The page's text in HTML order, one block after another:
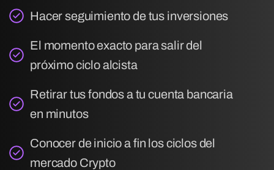
Hacer seguimiento de tus inversiones
El momento exacto para salir del
próximo ciclo alcista
Retirar tus fondos a tu cuenta bancaria
en minutos
Conocer de inicio a fin los ciclos del
mercado Crypto